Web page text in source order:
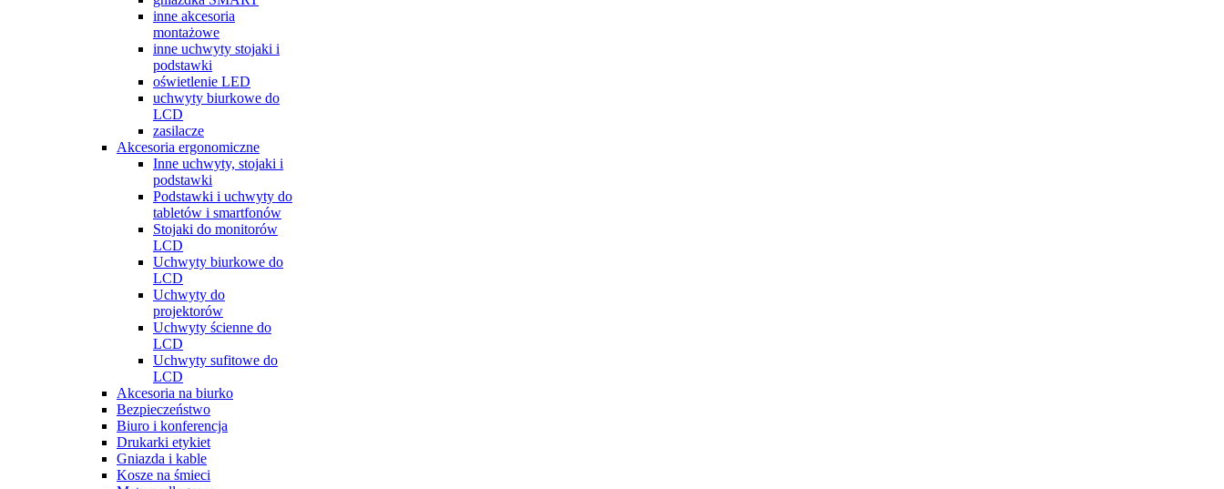
inne akcesoria
montażowe
inne uchwyty stojaki i
podstawki
oświetlenie LED
uchwyty biurkowe do
LCD
zasilacze
Akcesoria ergonomiczne
Inne uchwyty, stojaki i
podstawki
Podstawki i uchwyty do
tabletów i smartfonów
Stojaki do monitorów
LCD
Uchwyty biurkowe do
LCD
Uchwyty do
projektorów
Uchwyty ścienne do
LCD
Uchwyty sufitowe do
LCD
Akcesoria na biurko
Bezpieczeństwo
Biuro i konferencja
Drukarki etykiet
Gniazda i kable
Kosze na śmieci